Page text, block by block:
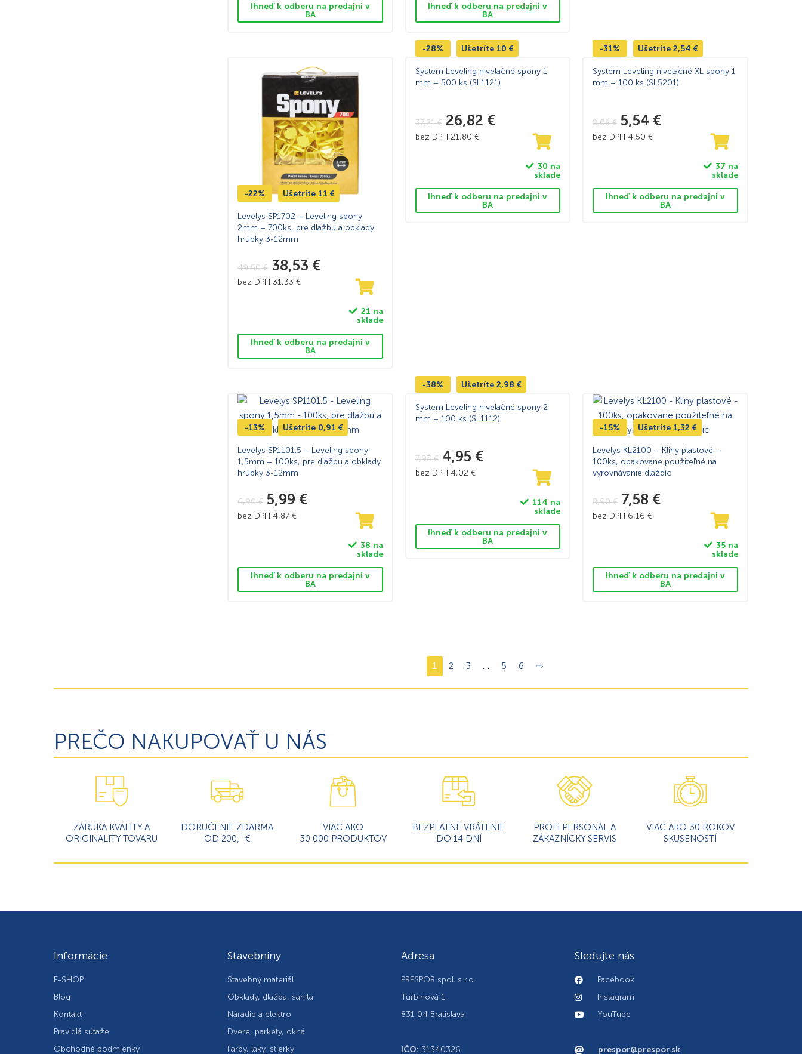
Ihneď k odberu na predajni v
BA
Ihneď k odberu na predajni v
BA
-22% Ušetríte 11 €
Levelys SP1702 – Leveling spony
2mm – 700ks, pre dlažbu a obklady
hrúbky 3-12mm
49,50€ 38,53 €
bez DPH 31,33 €
21 na
sklade
Ihneď k odberu na predajni v
BA
-28% Ušetríte 10 €
System Leveling nivelačné spony 1
mm – 500 ks (SL1121)
37,21€ 26,82 €
bez DPH 21,80 €
30 na
sklade
Ihneď k odberu na predajni v
BA
-31% Ušetríte2,54€
System Leveling nivelačné XL spony 1
mm – 100 ks (SL5201)
8,08€ 5,54 €
bez DPH 4,50€
37 na
sklade
Ihneď k odberu na predajni v
BA
-13% Ušetríte 0,91 €
Levelys SP1101.5 – Leveling spony
1,5mm – 100ks, pre dlažbu a obklady
hrúbky 3-12mm
6,90€ 5,99 €
bez DPH 4,87 €
38 na
sklade
Ihneď k odberu na predajni v
BA
-38% Ušetríte 2,98 €
System Leveling nivelačné spony 2
mm – 100 ks (SL1112)
7,93€ 4,95 €
bez DPH 4,02 €
114 na
sklade
Ihneď k odberu na predajni v
BA
-15% Ušetríte 1,32€
Levelys KL2100 – Kliny plastové –
100ks, opakovane použiteľné na
vyrovnávanie dlaždíc
8,90€ 7,58 €
bez DPH 6,16€
35 na
sklade
Ihneď k odberu na predajni v
BA
1 2 3 … 5 6 ⇨
PREČO NAKUPOVAŤ U NÁS
ZÁRUKA KVALITY A
ORIGINALITY TOVARU
DORUČENIE ZDARMA
OD 200,- €
VIAC AKO
30 000 PRODUKTOV
BEZPLATNÉ VRÁTENIE
DO 14 DNÍ
PROFI PERSONÁL A
ZÁKAZNÍCKY SERVIS
VIAC AKO 30 ROKOV
SKÚSENOSTÍ
Informácie
E-SHOP
Blog
Kontakt
Pravidlá súťaže
Obchodné podmienky
Stavebniny
Stavebný materiál
Obklady, dlažba, sanita
Náradie a elektro
Dvere, parkety, okná
Farby, laky, stierky
Adresa
PRESPOR spol. s r.o.
Turbínová 1
831 04 Bratislava
IČO: 31340326
Sledujte nás
Facebook
Instagram
YouTube
prespor@prespor.sk